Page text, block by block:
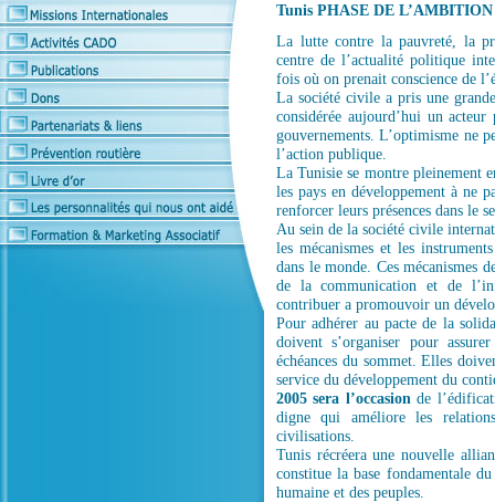
Tunis PHASE DE
La lutte contre la pauvreté, la
centre de l’actualité politique
fois où on prenait conscience de
La société civile a pris une
considérée aujourd’hui un
gouvernements. L’optimisme ne
l’action publique.
La Tunisie se montre pleinement
les pays en développement à ne
renforcer leurs présences dans le
Au sein de la société civile
les mécanismes et les
dans le monde. Ces mécanismes
de la communication et de
contribuer a promouvoir un
Pour adhérer au pacte de la
doivent s’organiser pour
échéances du sommet. Elles
service du développement du
2005 sera l’occasion de
digne qui améliore les
civilisations.
Tunis récréera une nouvelle
constitue la base fondamentale
humaine et des peuples.